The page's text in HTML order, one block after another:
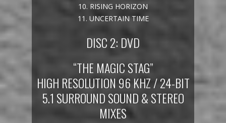
10. RISING HORIZON
11. UNCERTAIN TIME
DISC 2: DVD
“THE MAGIC STAG”
HIGH RESOLUTION 96 KHZ / 24-BIT
5.1 SURROUND SOUND & STEREO
MIXES